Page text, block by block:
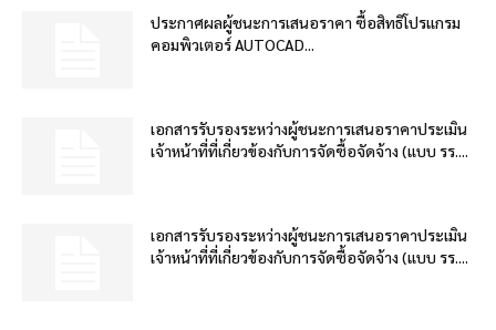
ประกาศผลผู้ชนะการเสนอราคา ซื้อสิทธิโปรแกรม
คอมพิวเตอร์ AUTOCAD...
เอกสารรับรองระหว่างผู้ชนะการเสนอราคาประเมิน
เจ้าหน้าที่ที่เกี่ยวข้องกับการจัดซื้อจัดจ้าง (แบบ รร....
เอกสารรับรองระหว่างผู้ชนะการเสนอราคาประเมิน
เจ้าหน้าที่ที่เกี่ยวข้องกับการจัดซื้อจัดจ้าง (แบบ รร....